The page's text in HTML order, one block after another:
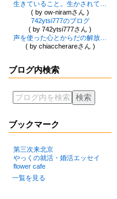
( by ow-niramさん )
742ytsi777のブログ
( by 742ytsi777さん )
( by chiaccherareさん )
ブログ内検索
ブックマーク
第三次来北京
やっくの就活・婚活エッセイ
flower cafe
一覧を見る